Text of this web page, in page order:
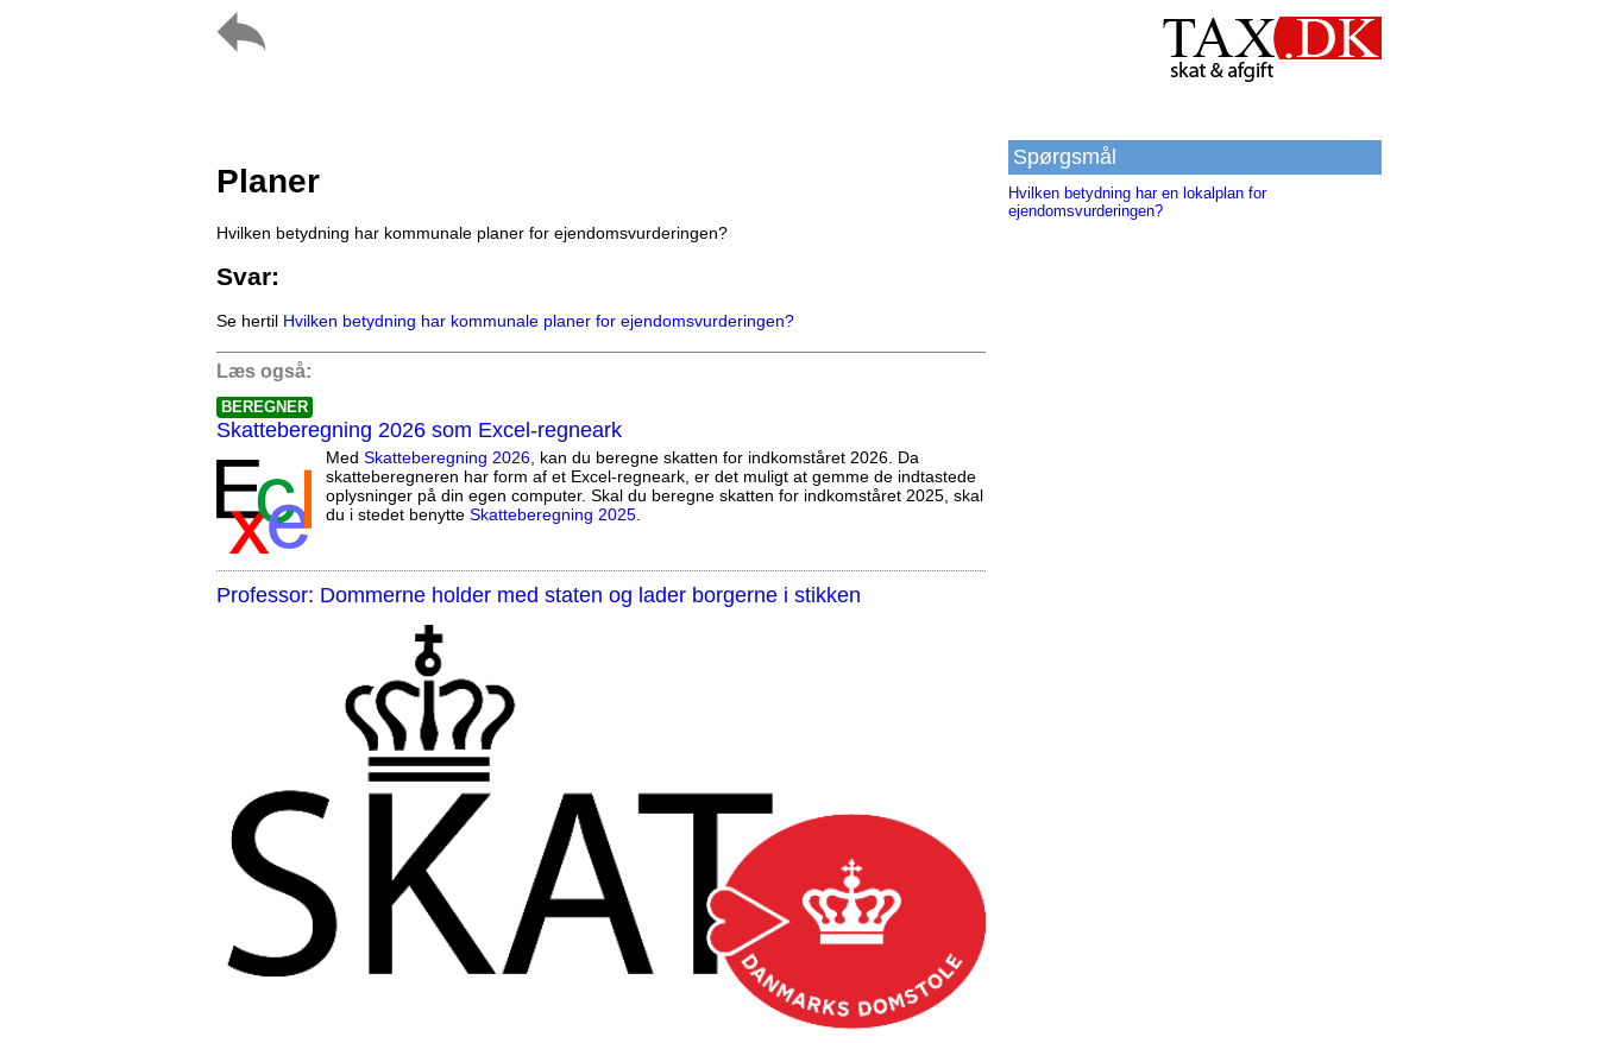
Planer
Hvilken betydning har kommunale planer for ejendomsvurderingen?
Svar:
Se hertil Hvilken betydning har kommunale planer for ejendomsvurderingen?
Læs også:
BEREGNER
Skatteberegning 2026 som Excel-regneark
Med Skatteberegning 2026, kan du beregne skatten for indkomståret 2026. Da
skatteberegneren har form af et Excel-regneark, er det muligt at gemme de indtastede
oplysninger på din egen computer. Skal du beregne skatten for indkomståret 2025, skal
du i stedet benytte Skatteberegning 2025.
Professor: Dommerne holder med staten og lader borgerne i stikken
Spørgsmål
Hvilken betydning har en lokalplan for
ejendomsvurderingen?